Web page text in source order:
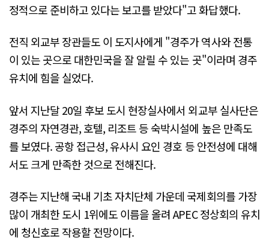
정적으로 준비하고 있다는 보고를 받았다"고 화답했다.
전직 외교부 장관들도 이 도지사에게 "경주가 역사와 전통
이 있는 곳으로 대한민국을 잘 알릴 수 있는 곳"이라며 경주
유치에 힘을 실었다.
앞서 지난달 20일 후보 도시 현장실사에서 외교부 실사단은
경주의 자연경관, 호텔, 리조트 등 숙박시설에 높은 만족도
를 보였다. 공항 접근성, 유사시 요인 경호 등 안전성에 대해
서도 크게 만족한 것으로 전해진다.
경주는 지난해 국내 기초 자치단체 가운데 국제회의를 가장
많이 개최한 도시 1위에도 이름을 올려 APEC 정상회의 유치
에 청신호로 작용할 전망이다.